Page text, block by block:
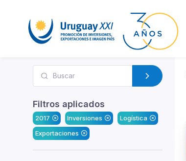
Filtros aplicados
2017 Inversiones
Logística
Exportaciones